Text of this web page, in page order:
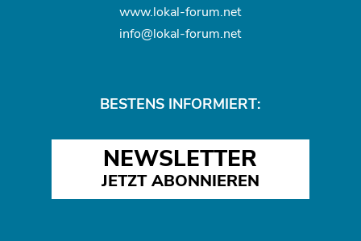
www.lokal-forum.net
info@lokal-forum.net
BESTENS INFORMIERT:
NEWSLETTER
JETZT ABONNIEREN